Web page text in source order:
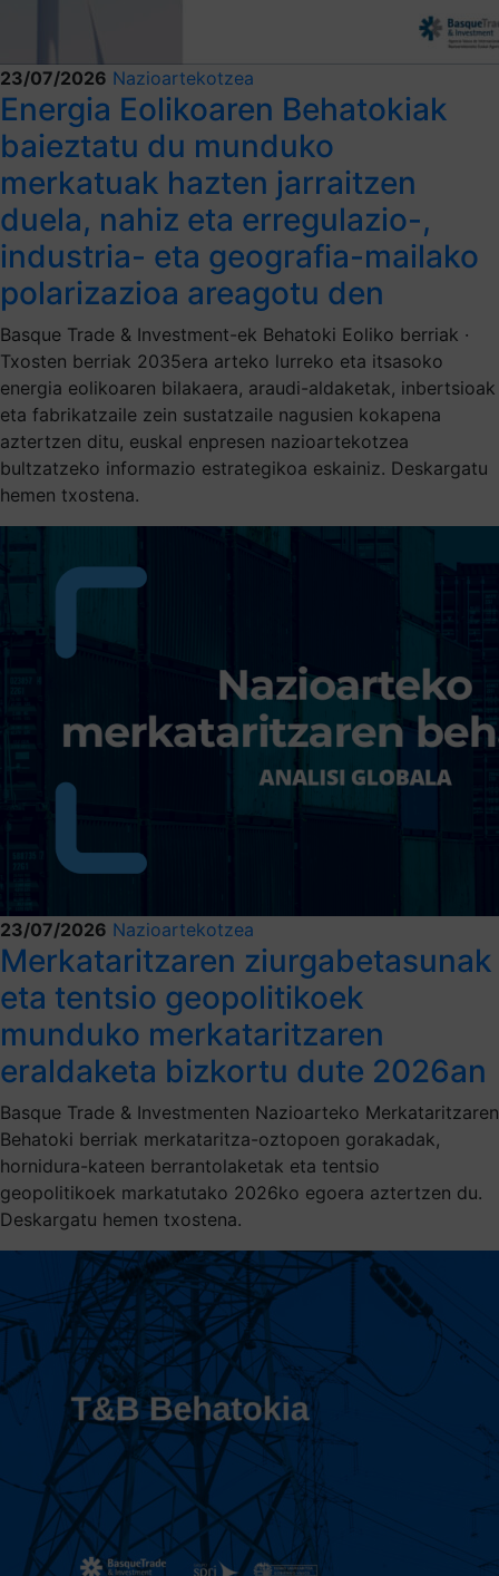
23/07/2026 Nazioartekotzea
Energia Eolikoaren Behatokiak
baieztatu du munduko
merkatuak hazten jarraitzen
duela, nahiz eta erregulazio-,
industria- eta geografia-mailako
polarizazioa areagotu den
Basque Trade & Investment-ek Behatoki Eoliko berriak ·
Txosten berriak 2035era arteko lurreko eta itsasoko
energia eolikoaren bilakaera, araudi-aldaketak, inbertsioak
eta fabrikatzaile zein sustatzaile nagusien kokapena
aztertzen ditu, euskal enpresen nazioartekotzea
bultzatzeko informazio estrategikoa eskainiz. Deskargatu
hemen txostena.
23/07/2026 Nazioartekotzea
Merkataritzaren ziurgabetasunak
eta tentsio geopolitikoek
munduko merkataritzaren
eraldaketa bizkortu dute 2026an
Basque Trade & Investmenten Nazioarteko Merkataritzaren
Behatoki berriak merkataritza-oztopoen gorakadak,
hornidura-kateen berrantolaketak eta tentsio
geopolitikoek markatutako 2026ko egoera aztertzen du.
Deskargatu hemen txostena.